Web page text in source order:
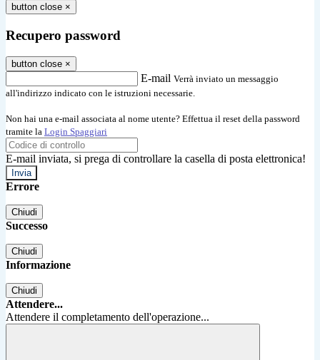
button close ×
Recupero password
button close ×
E-mail Verrà inviato un messaggio
all'indirizzo indicato con le istruzioni necessarie.
Non hai una e-mail associata al nome utente? Effettua il reset della password
tramite la Login Spaggiari
E-mail inviata, si prega di controllare la casella di posta elettronica!
Errore
Chiudi
Successo
Chiudi
Informazione
Chiudi
Attendere...
Attendere il completamento dell'operazione...